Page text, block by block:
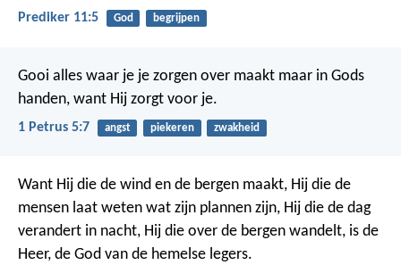
Prediker 11:5 God begrijpen
Gooi alles waar je je zorgen over maakt maar in Gods
handen, want Hij zorgt voor je.
1 Petrus 5:7 angst piekeren zwakheid
Want Hij die de wind en de bergen maakt, Hij die de
mensen laat weten wat zijn plannen zijn, Hij die de dag
verandert in nacht, Hij die over de bergen wandelt, is de
Heer, de God van de hemelse legers.